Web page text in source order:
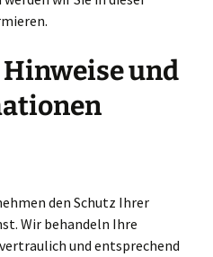
und
den Schutz Ihrer
Wir behandeln Ihre
und entsprechend